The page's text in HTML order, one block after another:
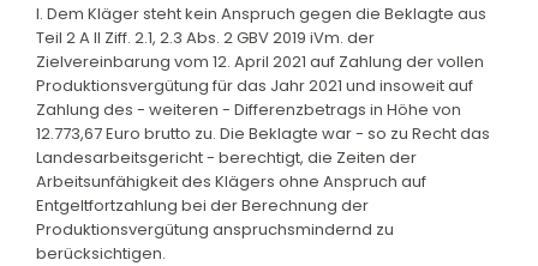
I. Dem Kläger steht kein Anspruch gegen die Beklagte aus
Teil 2 A II Ziff. 2.1, 2.3 Abs. 2 GBV 2019 iVm. der
Zielvereinbarung vom 12. April 2021 auf Zahlung der vollen
Produktionsvergütung für das Jahr 2021 und insoweit auf
Zahlung des - weiteren - Differenzbetrags in Höhe von
12.773,67 Euro brutto zu. Die Beklagte war - so zu Recht das
Landesarbeitsgericht - berechtigt, die Zeiten der
Arbeitsunfähigkeit des Klägers ohne Anspruch auf
Entgeltfortzahlung bei der Berechnung der
Produktionsvergütung anspruchsmindernd zu
berücksichtigen.